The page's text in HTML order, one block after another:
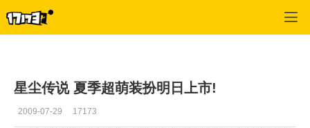
星尘传说 夏季超萌装扮明日上市!
2009-07-29 17173